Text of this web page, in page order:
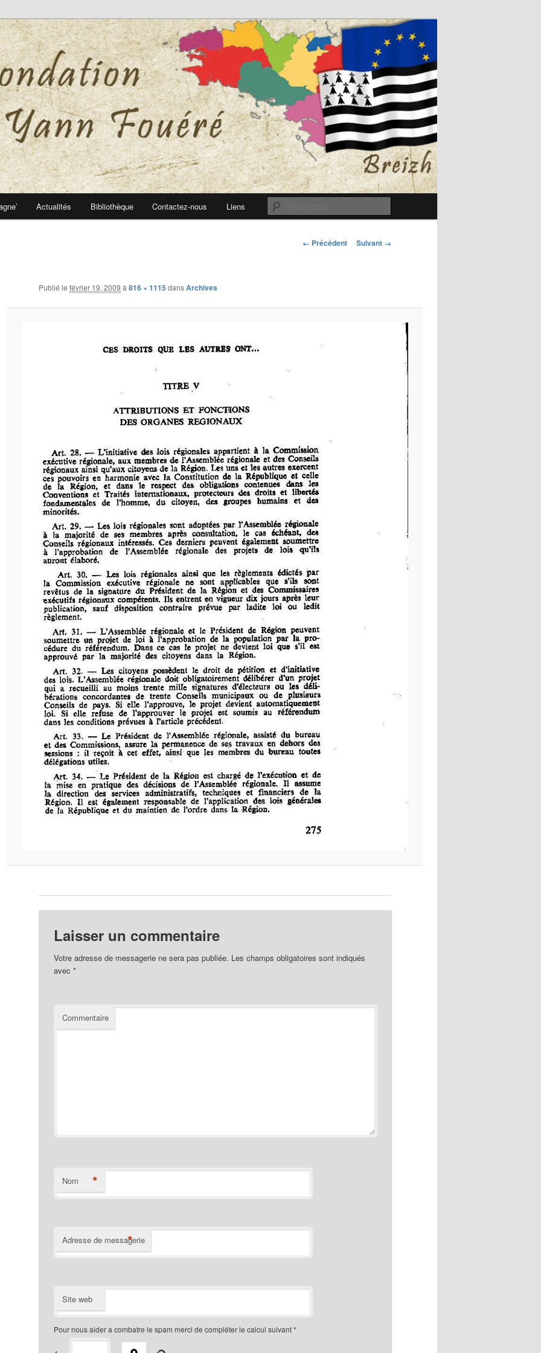
Fouéré
Fouéré
Actualités Bibliothèque Contactez-nous Liens
Navigation
← Précédent Suivant →
Publié le février 19, 2009 à 816 × 1115 dansArchives
Laisser un commentaire
Votre adresse de messagerie ne sera pas publiée. Les champs obligatoires sont indiqués
avec*
Commentaire
Nom *
Adresse de messagerie
*
Site web
Pour nous aider a combatre le spam merci de compléter le calcul suivant*